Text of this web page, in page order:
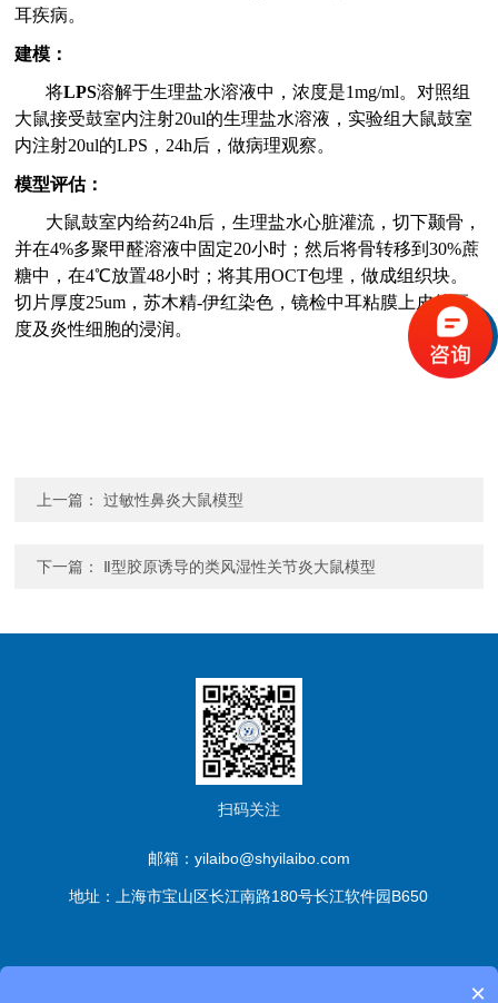
耳疾病。
建模：
将LPS溶解于生理盐水溶液中，浓度是1mg/ml。对照组
大鼠接受鼓室内注射20ul的生理盐水溶液，实验组大鼠鼓室
内注射20ul的LPS，24h后，做病理观察。
模型评估：
大鼠鼓室内给药24h后，生理盐水心脏灌流，切下颞骨，
并在4%多聚甲醛溶液中固定20小时；然后将骨转移到30%蔗
糖中，在4℃放置48小时；将其用OCT包埋，做成组织块。
切片厚度25um，苏木精-伊红染色，镜检中耳粘膜上皮的厚
度及炎性细胞的浸润。
上一篇：过敏性鼻炎大鼠模型
下一篇： Ⅱ型胶原诱导的类风湿性关节炎大鼠模型
扫码关注
邮箱：yilaibo@shyilaibo.com
地址：上海市宝山区长江南路180号长江软件园B650
×